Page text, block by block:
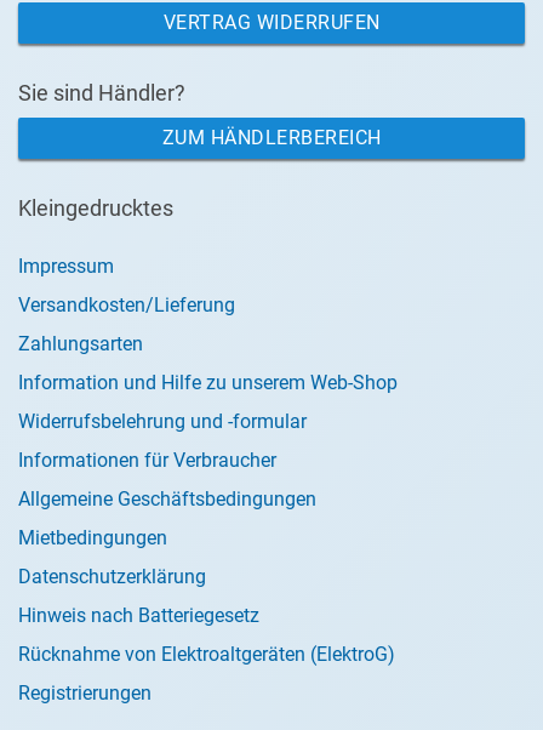
VERTRAG WIDERRUFEN
Sie sind Händler?
ZUM HÄNDLERBEREICH
Kleingedrucktes
Impressum
Versandkosten/Lieferung
Zahlungsarten
Information und Hilfe zu unserem Web-Shop
Widerrufsbelehrung und -formular
Informationen für Verbraucher
Allgemeine Geschäftsbedingungen
Mietbedingungen
Datenschutzerklärung
Hinweis nach Batteriegesetz
Rücknahme von Elektroaltgeräten (ElektroG)
Registrierungen